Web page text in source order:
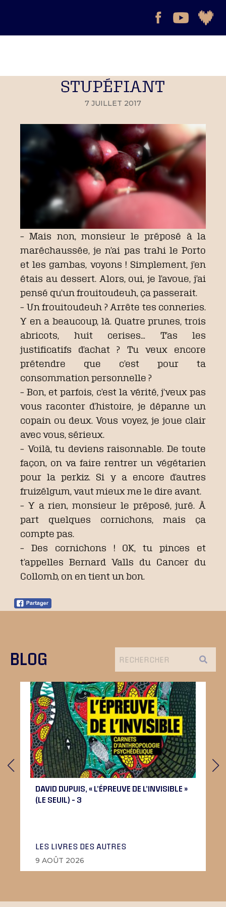
STUPÉFIANT
7 JUILLET 2017
– Mais non, monsieur le préposé à la
maréchaussée, je n’ai pas trahi le Porto
et les gambas, voyons ! Simplement, j’en
étais au dessert. Alors, oui, je l’avoue, j’ai
pensé qu’un frouitoudeuh, ça passerait.
– Un frouitoudeuh ? Arrête tes conneries.
Y en a beaucoup, là. Quatre prunes, trois
abricots, huit cerises… T’as les
justificatifs d’achat ? Tu veux encore
prétendre que c’est pour ta
consommation personnelle ?
– Bon, et parfois, c’est la vérité, j’veux pas
vous raconter d’histoire, je dépanne un
copain ou deux. Vous voyez, je joue clair
avec vous, sérieux.
– Voilà, tu deviens raisonnable. De toute
façon, on va faire rentrer un végétarien
pour la perkiz. Si y a encore d’autres
fruizélgum, vaut mieux me le dire avant.
– Y a rien, monsieur le préposé, juré. À
part quelques cornichons, mais ça
compte pas.
– Des cornichons ! OK, tu pinces et
t’appelles Bernard Valls du Cancer du
Collomb, on en tient un bon.
BLOG
DAVID DUPUIS, « L’ÉPREUVE DE L’INVISIBLE »
(LE SEUIL) – 3
LES LIVRES DES AUTRES
9 AOÛT 2026